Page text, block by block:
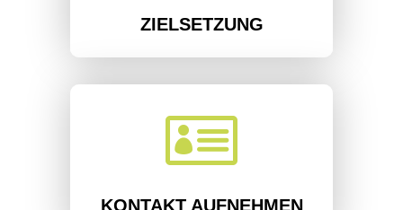
ZIELSETZUNG

KONTAKT AUFNEHMEN